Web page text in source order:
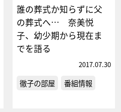
誰の葬式か知らずに父
の葬式へ… 奈美悦
子、幼少期から現在ま
でを語る
2017.07.30
徹子の部屋 番組情報